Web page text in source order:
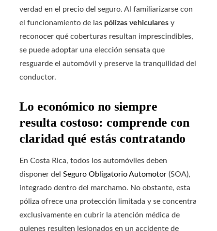
verdad en el precio del seguro. Al familiarizarse con
el funcionamiento de las pólizas vehiculares y
reconocer qué coberturas resultan imprescindibles,
se puede adoptar una elección sensata que
resguarde el automóvil y preserve la tranquilidad del
conductor.
Lo económico no siempre
resulta costoso: comprende con
claridad qué estás contratando
En Costa Rica, todos los automóviles deben
disponer del Seguro Obligatorio Automotor (SOA),
integrado dentro del marchamo. No obstante, esta
póliza ofrece una protección limitada y se concentra
exclusivamente en cubrir la atención médica de
quienes resulten lesionados en un accidente de